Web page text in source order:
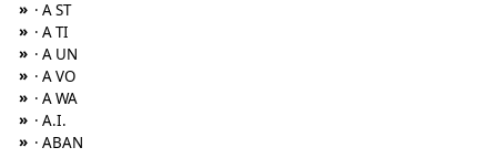
» · A ST
» · A TI
» · A UN
» · A VO
» · A WA
» · A.I.
» · ABAN